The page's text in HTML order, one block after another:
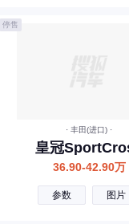
· 丰田(进口) ·
皇冠
36.90-42.90万
参数 图片
停售